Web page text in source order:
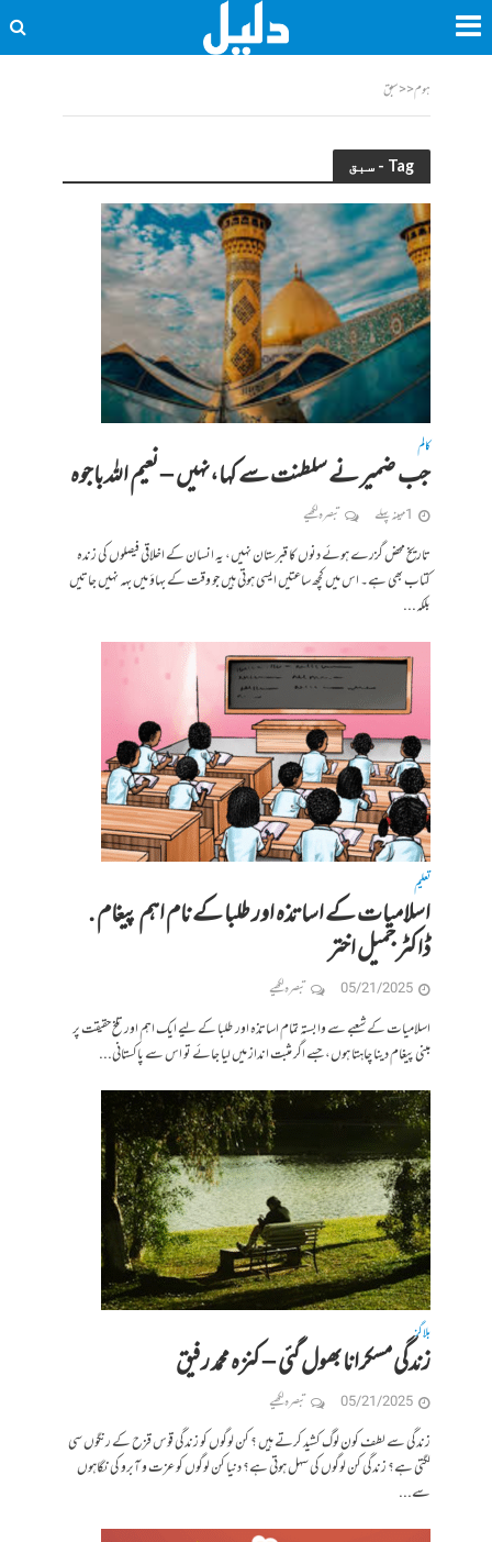
ہوم<<سبق
Tag - سبق
کالم
جب ضمیر نے سلطنت سے کہا،نہیں – نعیم اللہ باجوہ
1 مہینہ پہلے تبصرہ لکھیے
تاریخ محض گزرے ہوئے دنوں کا قبرستان نہیں، یہ انسان کے اخلاقی فیصلوں کی زندہ
کتاب بھی ہے۔ اس میں کچھ ساعتیں ایسی ہوتی ہیں جو وقت کے بہاؤ میں بہہ نہیں جاتیں
بلکہ...
تعلیم
اسلامیات کے اساتذہ اور طلبا کے نام اہم پیغام .
ڈاکٹر جمیل اختر
05/21/2025 تبصرہ لکھیے
اسلامیات کے شعبے سے وابستہ تمام اساتذہ اور طلبا کے لیے ایک اہم اور تلخ حقیقت پر
مبنی پیغام دینا چاہتا ہوں، جسے اگر مثبت انداز میں لیا جائے تو اس سے پاکستانی...
بلاگز
زندگی مسکرانا بھول گئی – کنزہ محمد رفیق
05/21/2025 تبصرہ لکھیے
زندگی سے لطف کون لوگ کشید کرتے ہیں ؟ کن لوگوں کو زندگی قوس قزح کے رنگوں سی
لگتی ہے؟ زندگی کن لوگوں کی سہل ہوتی ہے؟ دنیا کن لوگوں کو عزت و آبرو کی نگاہوں
سے...